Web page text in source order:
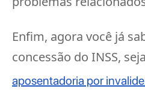
Enfim, agora você já
concessão do INSS,
aposentadoria por